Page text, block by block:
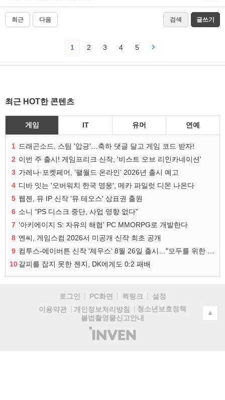
최근 다음 검색 글쓰기
1 2 3 4 5
최근 HOT한 콘텐츠
게임 IT 유머 연예
1 드래곤소드, 스팀 '압긍'…축하 댓글 달고 게임 코드 받자!
2 이번 주 출시! 게임프리크 신작, '비스트 오브 리인카네이션'
3 가레나·포켓페어, ‘팰월드 온라인’ 2026년 출시 예고
4 디바 잇는 '오버워치 한국 영웅', 메카 파일럿 디몬 나온다
5 웹젠, 뮤 IP 신작 '뮤 테오스' 상표권 출원
6 소니 “PS 디스크 중단, 사업 영향 없다”
7 ‘아키에이지 S: 자유의 해협’ PC MMORPG로 개발한다
8 엔씨, 게임스컴 2026서 미공개 신작 최초 공개
9
10갈피를 잡지 못한 젠지, DK에게도 0:2 패배
로그인 PC화면 퀵링크
설정
이용약관
개인정보처리방침
청소년보호정책
불법촬영물신고안내
(주)
인
▲